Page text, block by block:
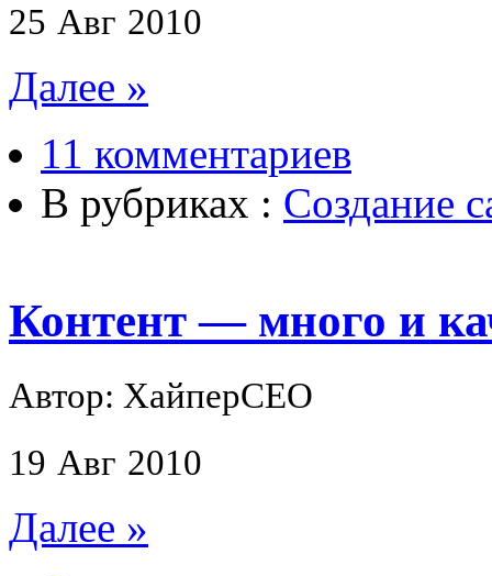
25 Авг 2010
Далее »
11 комментариев
В рубриках : Создание
Контент — много и
Автор: ХайперСЕО
19 Авг 2010
Далее »